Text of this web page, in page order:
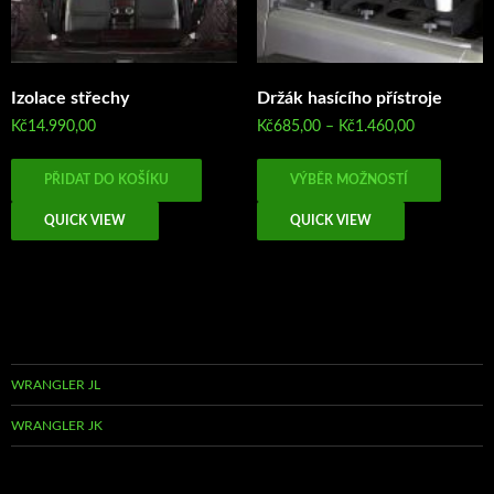
Izolace střechy
Kč14.990,00
PŘIDAT DO KOŠÍKU
QUICK VIEW
Držák hasícího přístroje
Kč685,00 – Kč1.460,00Rozpětí
VÝBĚR MOŽNOSTÍ
Tento
na
QUICK VIEW
WRANGLER JL
WRANGLER JK